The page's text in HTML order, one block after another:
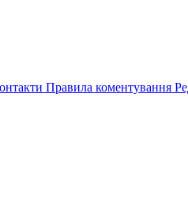
Правила коментування